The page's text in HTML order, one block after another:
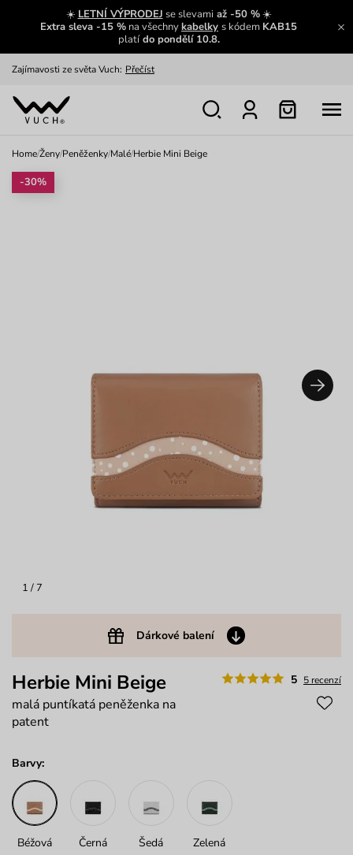
☀️ LETNÍ VÝPRODEJ se slevamiaž -50 %☀️
Extra sleva -15 % na všechnykabelky s kódem KAB15
platído pondělí 10.8.
Zajímavosti ze světa Vuch: Přečíst
Výměna a vrácení zdarma
Home/Ženy/Peněženky/Malé/Herbie Mini Beige
1 / 7
Dárkové balení
-30%
5 5 recenzí
Herbie Mini Beige
malá puntíkatá peněženka na
patent
Barvy:
Béžová Černá Šedá Zelená